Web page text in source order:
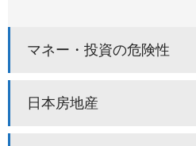
マネー・投資の危険性
日本房地産